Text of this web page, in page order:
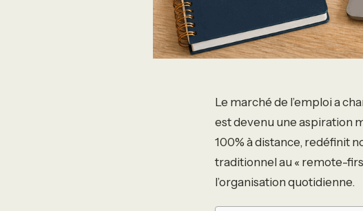
Le marché de l’emploi a
est devenu une aspiration
100% à distance, redéfinit
traditionnel au « remote-
l’organisation quotidienne.